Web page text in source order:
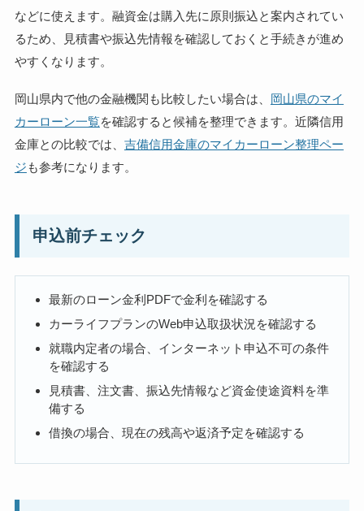
などに使えます。融資金は購入先に原則振込と案内されてい
るため、見積書や振込先情報を確認しておくと手続きが進め
やすくなります。
岡山県内で他の金融機関も比較したい場合は、 岡山県のマイ
カーローン一覧を確認すると候補を整理できます。近隣信用
金庫との比較では、 吉備信用金庫のマイカーローン整理ペー
ジ も参考になります。
申込前チェック
最新のローン金利PDFで金利を確認する
カーライフプランのWeb申込取扱状況を確認する
就職内定者の場合、インターネット申込不可の条件
を確認する
見積書、注文書、振込先情報など資金使途資料を準
備する
借換の場合、現在の残高や返済予定を確認する